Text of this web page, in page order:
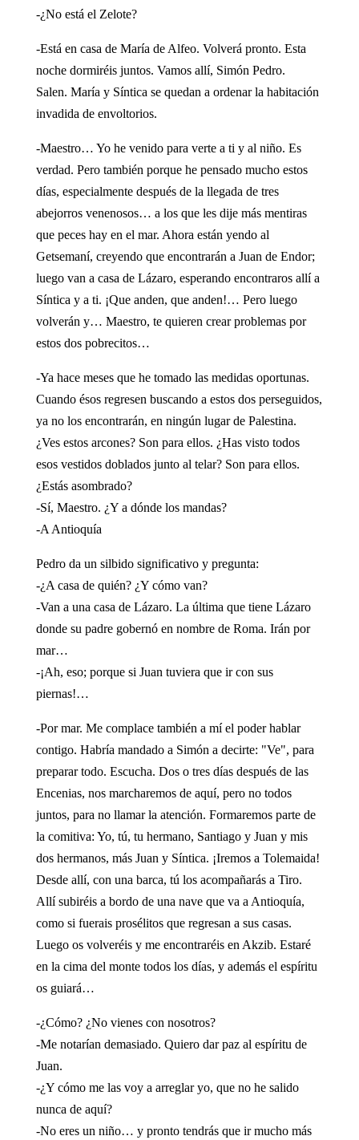
-¿No está el Zelote?
-Está en casa de María de Alfeo. Volverá pronto. Esta
noche dormiréis juntos. Vamos allí, Simón Pedro.
Salen. María y Síntica se quedan a ordenar la habitación
invadida de envoltorios.
-Maestro… Yo he venido para verte a ti y al niño. Es
verdad. Pero también porque he pensado mucho estos
días, especialmente después de la llegada de tres
abejorros venenosos… a los que les dije más mentiras
que peces hay en el mar. Ahora están yendo al
Getsemaní, creyendo que encontrarán a Juan de Endor;
luego van a casa de Lázaro, esperando encontraros allí a
Síntica y a ti. ¡Que anden, que anden!… Pero luego
volverán y… Maestro, te quieren crear problemas por
estos dos pobrecitos…
-Ya hace meses que he tomado las medidas oportunas.
Cuando ésos regresen buscando a estos dos perseguidos,
ya no los encontrarán, en ningún lugar de Palestina.
¿Ves estos arcones? Son para ellos. ¿Has visto todos
esos vestidos doblados junto al telar? Son para ellos.
¿Estás asombrado?
-Sí, Maestro. ¿Y a dónde los mandas?
-A Antioquía
Pedro da un silbido significativo y pregunta:
-¿A casa de quién? ¿Y cómo van?
-Van a una casa de Lázaro. La última que tiene Lázaro
donde su padre gobernó en nombre de Roma. Irán por
mar…
-¡Ah, eso; porque si Juan tuviera que ir con sus
piernas!…
-Por mar. Me complace también a mí el poder hablar
contigo. Habría mandado a Simón a decirte: "Ve", para
preparar todo. Escucha. Dos o tres días después de las
Encenias, nos marcharemos de aquí, pero no todos
juntos, para no llamar la atención. Formaremos parte de
la comitiva: Yo, tú, tu hermano, Santiago y Juan y mis
dos hermanos, más Juan y Síntica. ¡Iremos a Tolemaida!
Desde allí, con una barca, tú los acompañarás a Tiro.
Allí subiréis a bordo de una nave que va a Antioquía,
como si fuerais prosélitos que regresan a sus casas.
Luego os volveréis y me encontraréis en Akzib. Estaré
en la cima del monte todos los días, y además el espíritu
os guiará…
-¿Cómo? ¿No vienes con nosotros?
-Me notarían demasiado. Quiero dar paz al espíritu de
Juan.
-¿Y cómo me las voy a arreglar yo, que no he salido
nunca de aquí?
-No eres un niño… y pronto tendrás que ir mucho más